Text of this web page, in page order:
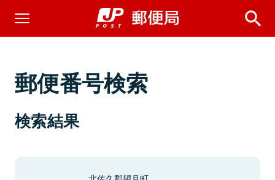
郵便番号検索
検索結果